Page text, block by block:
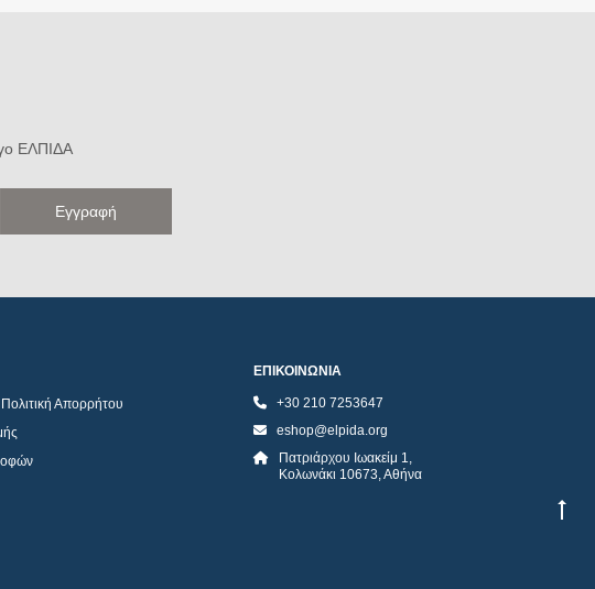
ΕΛΠΙΔΑ
Απορρήτου
ΕΠΙΚΟΙΝΩΝΙΑ
+30 210 7253647
eshop@elpida.org
Πατριάρχου Ιωακείμ 1,
Κολωνάκι 10673, Αθήνα